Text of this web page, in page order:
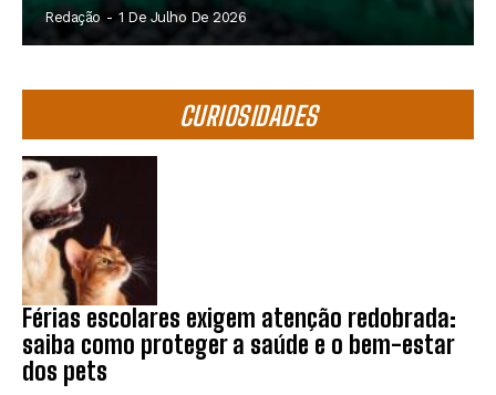
Redação - 1 De Julho De 2026
CURIOSIDADES
Férias escolares exigem atenção redobrada:
saiba como proteger a saúde e o bem-estar
dos pets